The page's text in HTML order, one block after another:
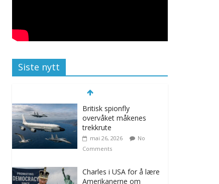
Siste nytt
Britisk spionfly
overvåket måkenes
trekkrute
mai 26, 2026
No
Comments
Charles i USA for å lære
Amerikanerne om